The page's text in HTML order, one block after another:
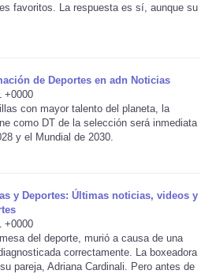
favoritos. La respuesta es sí, aunque su
de Deportes en adn Noticias
+0000
con mayor talento del planeta, la
como DT de la selección será inmediata
y el Mundial de 2030.
y Deportes: Últimas noticias, videos y
+0000
del deporte, murió a causa de una
correctamente. La boxeadora
pareja, Adriana Cardinali. Pero antes de